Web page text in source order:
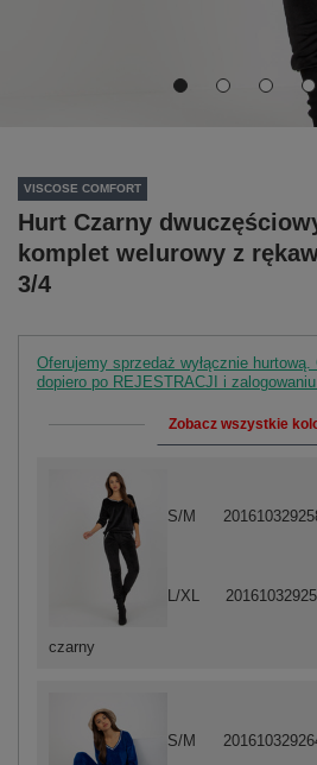
VISCOSE COMFORT
Hurt Czarny
komplet welurowy z
3/4
Oferujemy sprzedaż wyłącznie
dopiero po REJESTRACJI i zalogowaniu
Zobacz wszystkie
S/M
czarny
S/M
L/XL